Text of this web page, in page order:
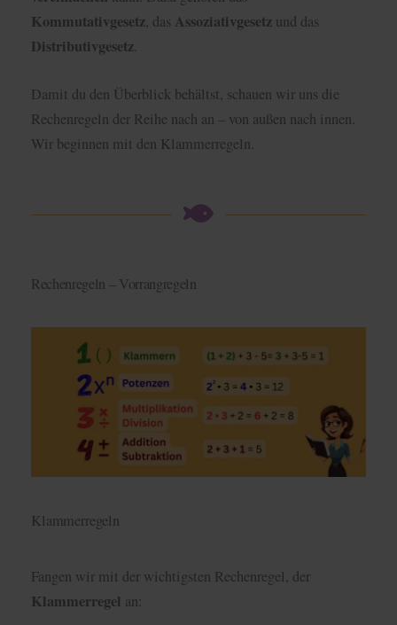
Kommutativgesetz, das Assoziativgesetz und das
Distributivgesetz
Damit du den Überblick behältst, schauen wir uns die
Rechenregeln der Reihe nach an – von außen nach innen.
Wir beginnen mit den Klammerregeln.
Rechenregeln – Vorrangregeln
Klammerregeln
Fangen wir mit der wichtigsten Rechenregel, der
Klammerregel an: